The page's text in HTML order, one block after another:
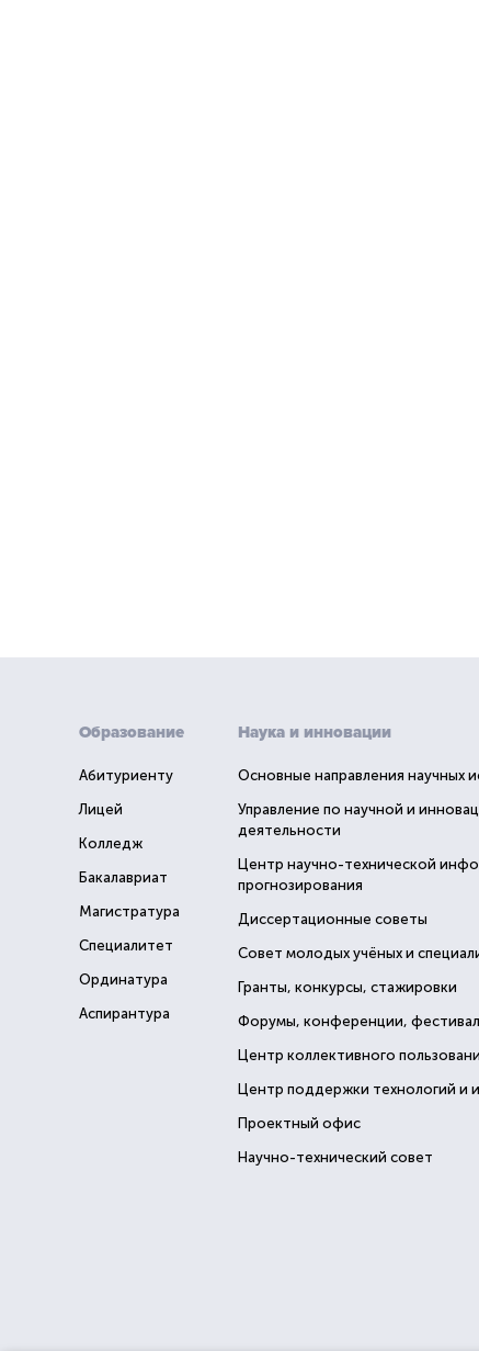
Образование
Абитуриенту
Лицей
Колледж
Бакалавриат
Магистратура
Специалитет
Ординатура
Аспирантура
Наука и инновации
Основные направления научных
Управление по научной и
деятельности
Центр научно-технической
прогнозирования
Диссертационные советы
Совет молодых учёных и
Гранты, конкурсы, стажировки
Форумы, конференции,
Центр коллективного
Центр поддержки технологий и
Проектный офис
Научно-технический совет